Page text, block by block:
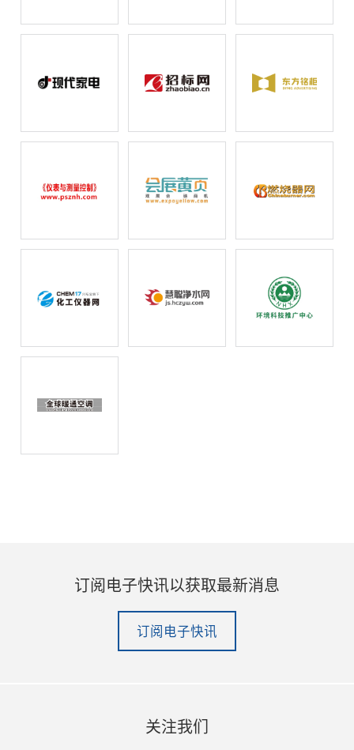
订阅电子快讯以获取最新消息
订阅电子快讯
关注我们